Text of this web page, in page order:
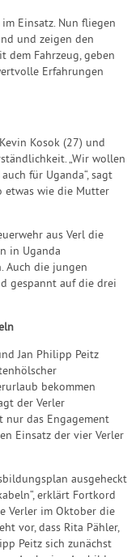
Einsatz. Nun fliegen
und zeigen den
dem Fahrzeug, geben
Erfahrungen
Kosok (27) und
„Wir wollen
für Uganda“, sagt
etwas wie die Mutter
aus Verl die
in Uganda
Auch die jungen
gespannt auf die drei
Jan Philipp Peitz
bekommen
der Verler
nur das Engagement
Einsatz der vier Verler
ausgeheckt
erklärt Fortkord
Verler im Oktober die
vor, dass Rita Pähler,
Peitz sich zunächst